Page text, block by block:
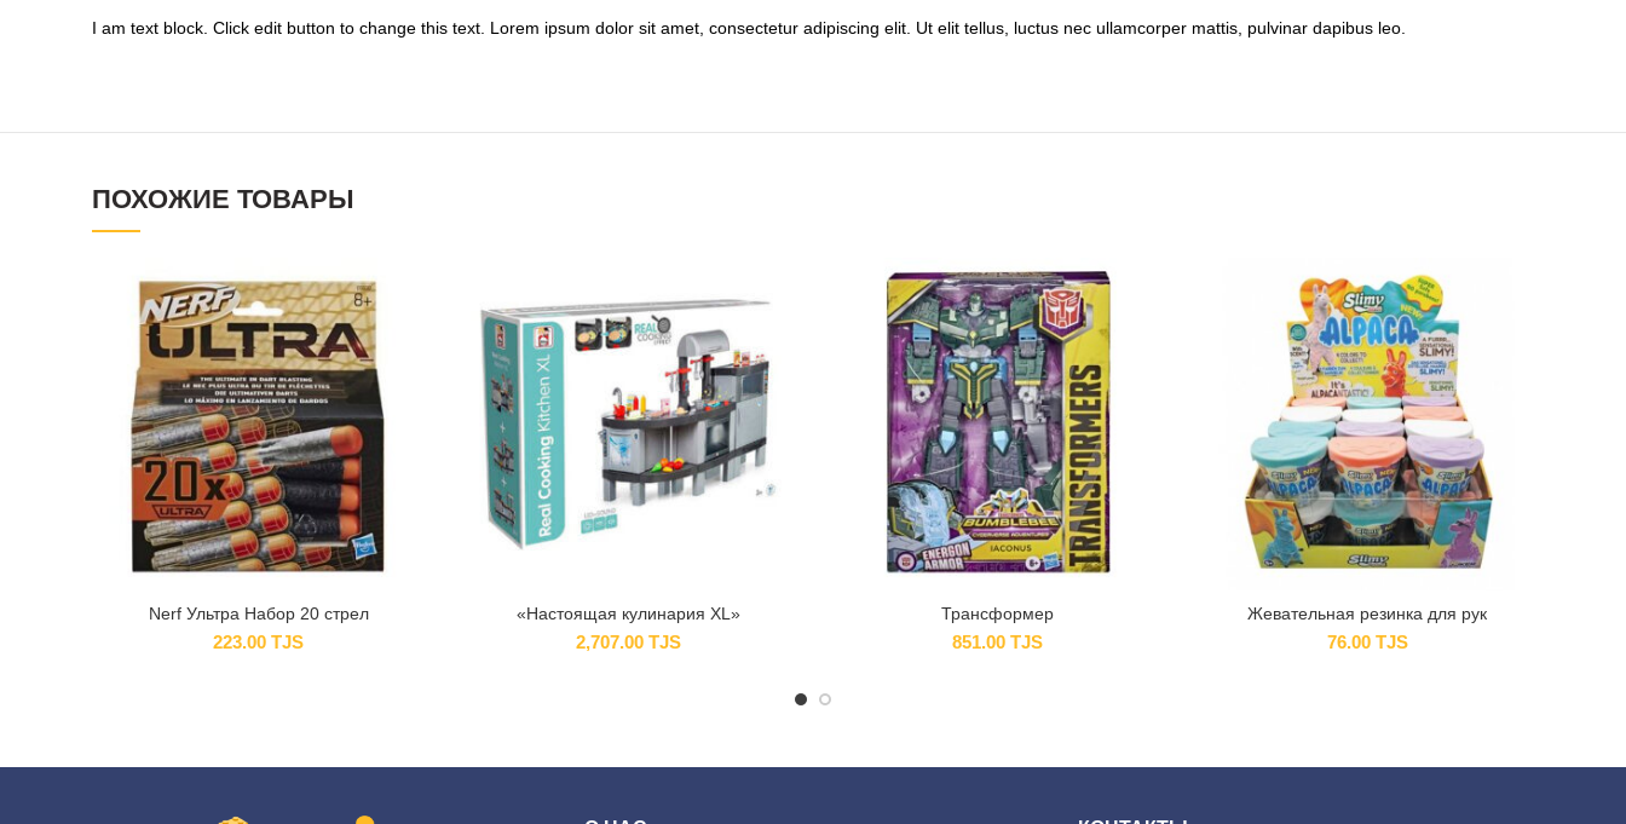
I am text block. Click edit button to change this text. Lorem ipsum dolor sit amet, consectetur adipiscing elit. Ut elit tellus, luctus nec ullamcorper mattis, pulvinar dapibus leo.
ПОХОЖИЕ ТОВАРЫ
Nerf Ультра Набор 20 стрел
223.00TJS
«Настоящая кулинария XL»
2,707.00 TJS
Трансформер
851.00TJS
Жевательная резинка для рук
76.00 TJS